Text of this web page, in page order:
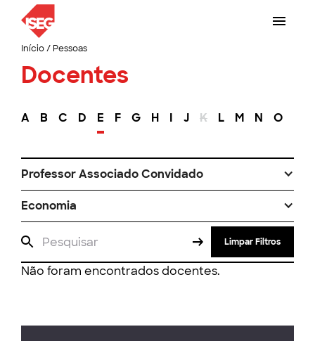
Início/ Pessoas
Docentes
A B C D E F G H I J K L M N O
Professor Associado Convidado
Economia
Limpar Filtros
Não foram encontrados docentes.